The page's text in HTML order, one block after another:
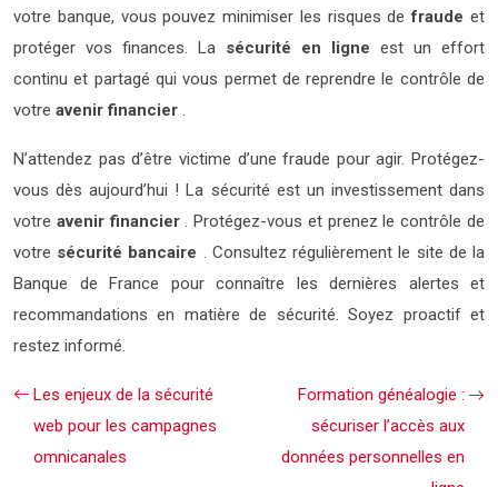
votre banque, vous pouvez minimiser les risques defraudeet
protéger vos finances. La sécurité en ligne est un effort
continu et partagé qui vous permet de reprendre le contrôle de
votre avenir financier .
N’attendez pas d’être victime d’une fraude pour agir. Protégez-
vous dès aujourd’hui ! La sécurité est un investissement dans
votre avenir financier. Protégez-vous et prenez le contrôle de
votre sécurité bancaire . Consultez régulièrement le site de la
Banque de France pour connaître les dernières alertes et
recommandations en matière de sécurité. Soyez proactif et
restez informé.
Les enjeux de la sécurité
web pour les campagnes
omnicanales
Formation généalogie :
sécuriser l’accès aux
données personnelles en